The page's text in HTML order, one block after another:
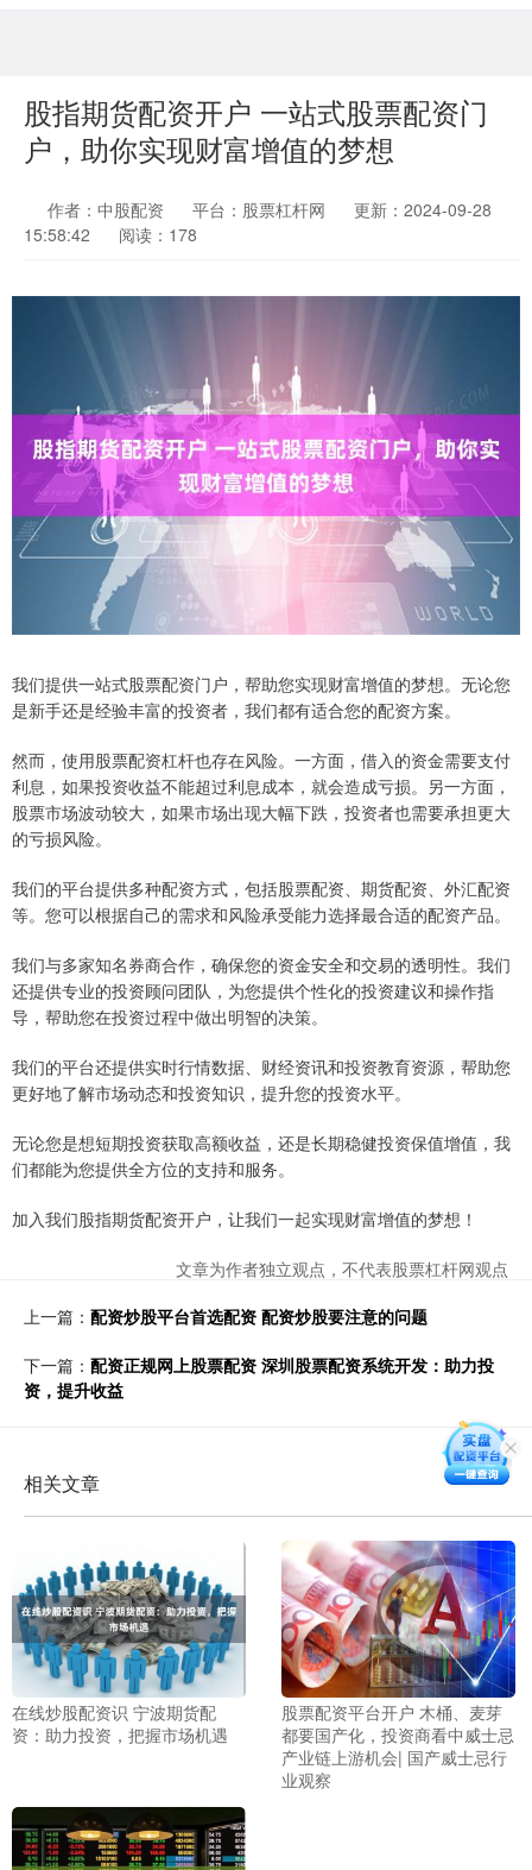
股指期货配资开户 一站式股票配资门
户，助你实现财富增值的梦想
作者：中股配资 平台：股票杠杆网
更新：2024-09-28
15:58:42
阅读：178
我们提供一站式股票配资门户，帮助您实现财富增值的梦想。无论您
是新手还是经验丰富的投资者，我们都有适合您的配资方案。
然而，使用股票配资杠杆也存在风险。一方面，借入的资金需要支付
利息，如果投资收益不能超过利息成本，就会造成亏损。另一方面，
股票市场波动较大，如果市场出现大幅下跌，投资者也需要承担更大
的亏损风险。
我们的平台提供多种配资方式，包括股票配资、期货配资、外汇配资
等。您可以根据自己的需求和风险承受能力选择最合适的配资产品。
我们与多家知名券商合作，确保您的资金安全和交易的透明性。我们
还提供专业的投资顾问团队，为您提供个性化的投资建议和操作指
导，帮助您在投资过程中做出明智的决策。
我们的平台还提供实时行情数据、财经资讯和投资教育资源，帮助您
更好地了解市场动态和投资知识，提升您的投资水平。
无论您是想短期投资获取高额收益，还是长期稳健投资保值增值，我
们都能为您提供全方位的支持和服务。
加入我们股指期货配资开户，让我们一起实现财富增值的梦想！
文章为作者独立观点，不代表股票杠杆网观点
上一篇： 配资炒股平台首选配资 配资炒股要注意的问题
下一篇： 配资正规网上股票配资 深圳股票配资系统开发：助力投
资，提升收益
相关文章
在线炒股配资识 宁波期货配
资：助力投资，把握市场机遇
股票配资平台开户 木桶、麦芽
都要国产化，投资商看中威士忌
产业链上游机会| 国产威士忌行
业观察